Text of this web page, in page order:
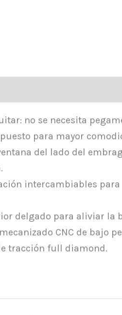
no se necesita
para mayor
del lado del
intercambiables
delgado para aliviar la
CNC de bajo
tracción full diamond.